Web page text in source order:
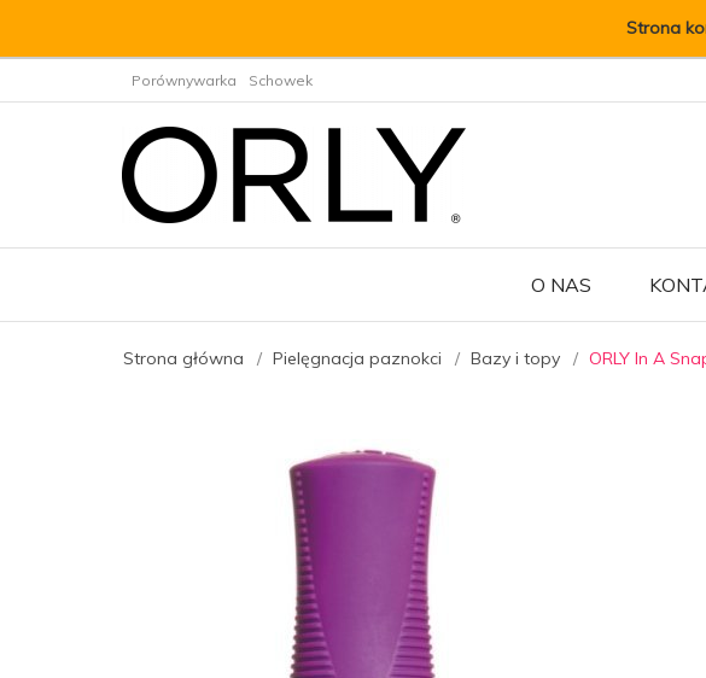
Strona
Porównywarka Schowek
O NAS
Strona główna Pielęgnacja paznokci Bazy i topy ORLY In A